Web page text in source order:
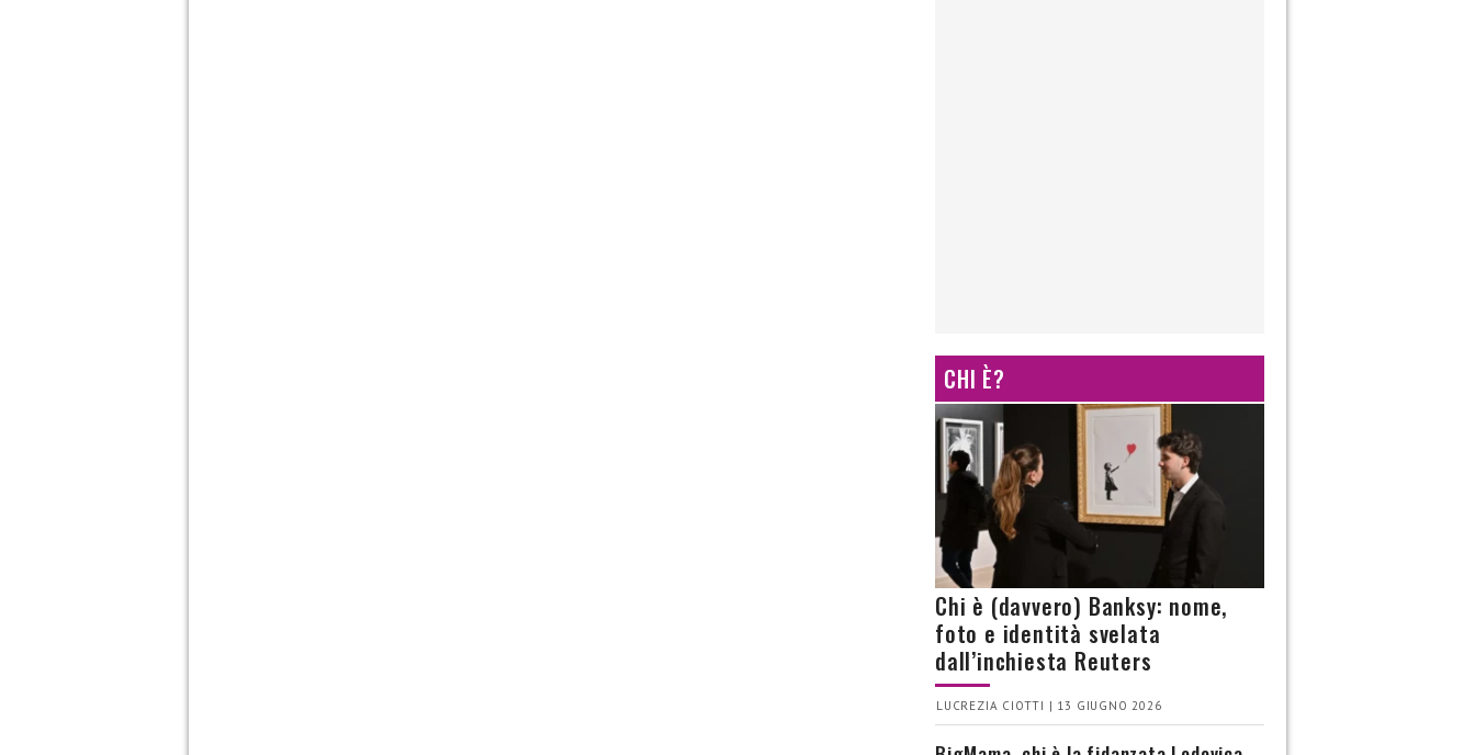
CHI È?
Chi è (davvero) Banksy: nome,
foto e identità svelata
dall’inchiesta Reuters
LUCREZIA CIOTTI | 13 GIUGNO 2026